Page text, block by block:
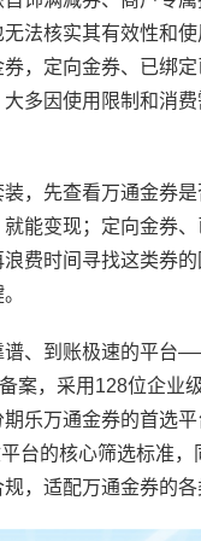
法核实其有效性和
，定向金券、已绑
多因使用限制和消
，先查看万通金券
能变现；定向金券
费时间寻找这类券
、到账极速的平台
，采用128位企业
乐万通金券的首选
台的核心筛选标准
，适配万通金券的各